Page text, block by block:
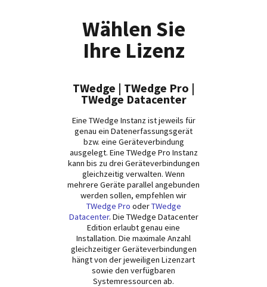
Wählen Sie
Ihre Lizenz
TWedge | TWedge Pro |
TWedge Datacenter
Eine TWedge Instanz ist jeweils für
genau ein Datenerfassungsgerät
bzw. eine Geräteverbindung
ausgelegt. Eine TWedge Pro Instanz
kann bis zu drei Geräteverbindungen
gleichzeitig verwalten. Wenn
mehrere Geräte parallel angebunden
werden sollen, empfehlen wir
TWedge Pro oderTWedge
Datacenter. Die TWedge Datacenter
Edition erlaubt genau eine
Installation. Die maximale Anzahl
gleichzeitiger Geräteverbindungen
hängt von der jeweiligen Lizenzart
sowie den verfügbaren
Systemressourcen ab.